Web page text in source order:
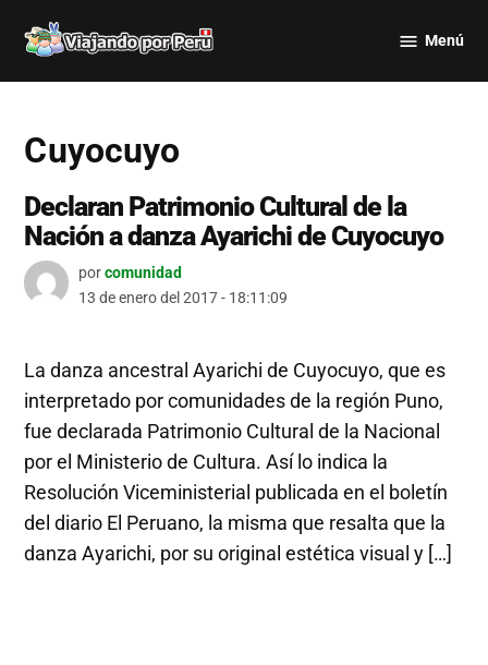
por Perú
Menú
Cuyocuyo
Declaran Patrimonio Cultural de la
Nación a danza Ayarichi de Cuyocuyo
porcomunidad
13 de enero del 2017 - 18:11:09
La danza ancestral Ayarichi de Cuyocuyo, que es
interpretado por comunidades de la región Puno,
fue declarada Patrimonio Cultural de la Nacional
por el Ministerio de Cultura. Así lo indica la
Resolución Viceministerial publicada en el boletín
del diario El Peruano, la misma que resalta que la
danza Ayarichi, por su original estética visual y […]